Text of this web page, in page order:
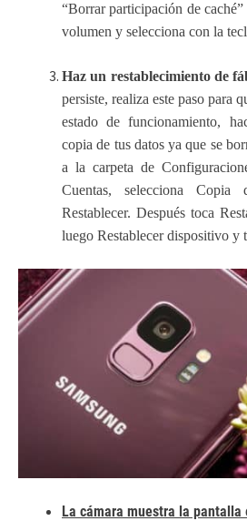
“Borrar participación de
volumen y selecciona con la
Haz un restablecimiento de
persiste, realiza este paso para
estado de funcionamiento,
copia de tus datos ya que se
a la carpeta de
Cuentas, selecciona
Restablecer. Después toca
luego Restablecer dispositivo y
La cámara muestra la pantalla